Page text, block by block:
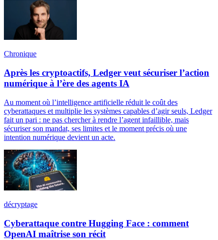
Chronique
Après les cryptoactifs, Ledger veut sécuriser l’action
numérique à l’ère des agents IA
Au moment où l’intelligence artificielle réduit le coût des
cyberattaques et multiplie les systèmes capables d’agir seuls, Ledger
fait un pari : ne pas chercher à rendre l’agent infaillible, mais
sécuriser son mandat, ses limites et le moment précis où une
intention numérique devient un acte.
décryptage
Cyberattaque contre Hugging Face : comment
OpenAI maîtrise son récit